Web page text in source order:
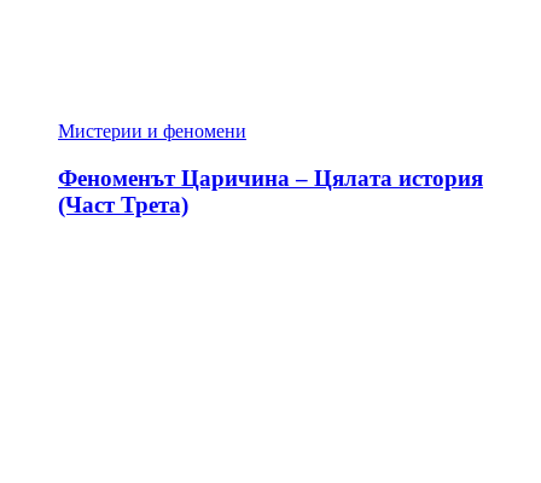
Мистерии и феномени
Феноменът Царичина – Цялата история
(Част Трета)